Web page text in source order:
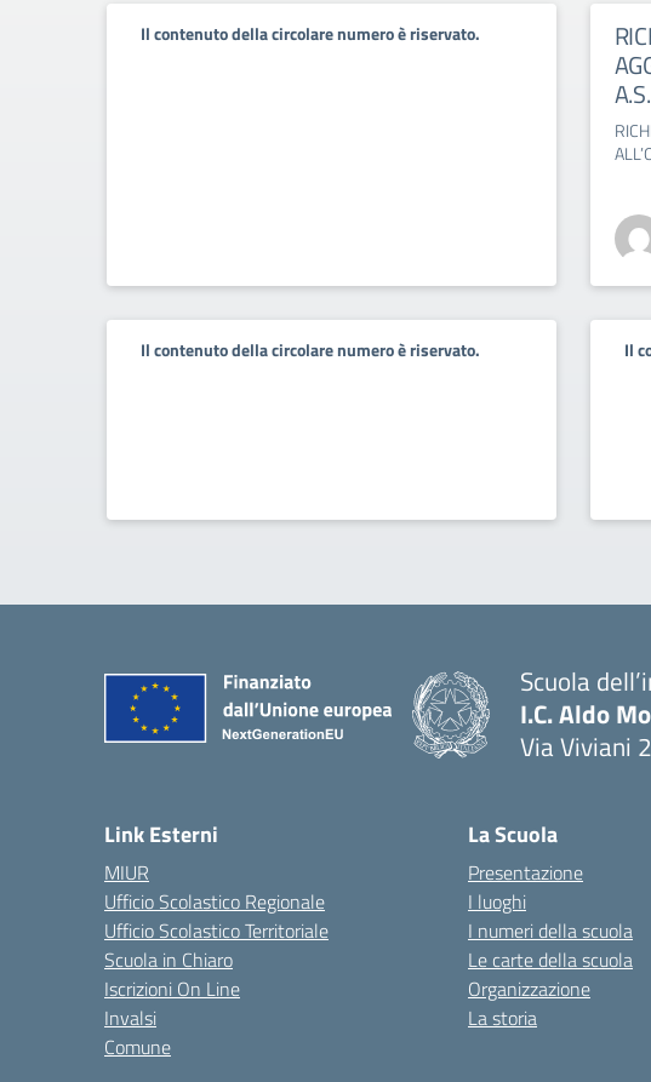
Il contenuto della circolare numero è riservato.
Il contenuto della circolare numero è riservato. Il
Scuola
I.C. Aldo
Via Viviani
Link Esterni
MIUR
Ufficio Scolastico Regionale
Ufficio Scolastico Territoriale
Scuola in Chiaro
Iscrizioni On Line
Invalsi
Comune
La Scuola
Presentazione
I luoghi
I numeri della scuola
Le carte della scuola
Organizzazione
La storia